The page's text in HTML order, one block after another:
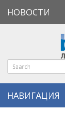
НОВОСТИ
НАВИГАЦИЯ